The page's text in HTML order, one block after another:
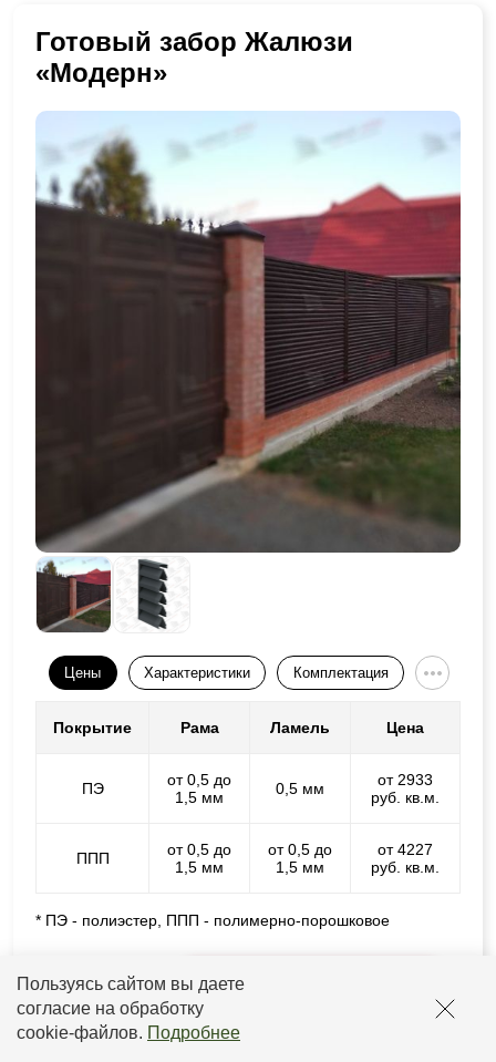
Пользуясь сайтом вы даете
согласие на обработку
cookie-файлов. Подробнее
Готовый забор Жалюзи
«Модерн»
Цены Характеристики Комплектация
Покрытие Рама Ламель Цена
ПЭ
от 0,5 до
1,5 мм
0,5 мм
от 2933
руб. кв.м.
ППП
от 0,5 до
1,5 мм
от 0,5 до
1,5 мм
от 4227
руб. кв.м.
* ПЭ - полиэстер, ППП - полимерно-порошковое
Подробнее Расчитать стоимость